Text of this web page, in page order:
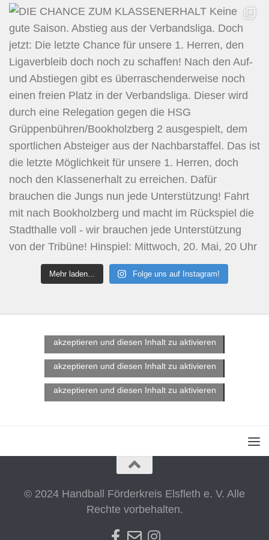
Mehr laden... Folge uns auf Instagram!
akzeptieren und diesen Inhalt zu aktivieren
Klicke hier, um Marketing-Cookies zu
akzeptieren und diesen Inhalt zu aktivieren
Klicke hier, um Marketing-Cookies zu
akzeptieren und diesen Inhalt zu aktivieren
© 2024 Handball Förderkreis Elsfleth e. V. Alle
Rechte vorbehalten.